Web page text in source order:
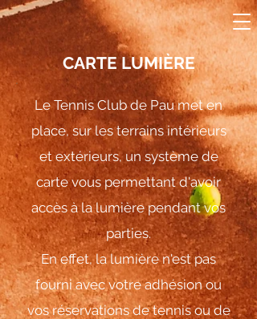
CARTE LUMIÈRE
Le Tennis Club de Pau met en
place, sur les terrains intérieurs
et extérieurs, un système de
carte vous permettant d'avoir
accès à la lumière pendant vos
parties.
En effet, la lumière n'est pas
fourni avec votre adhésion ou
vos réservations de tennis ou de